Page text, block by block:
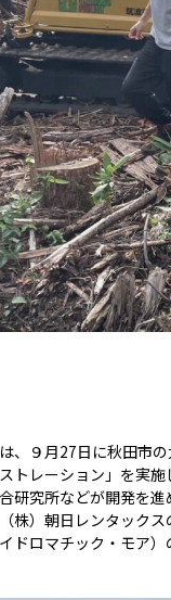
、９月27日に秋田市
トレーション」を実
研究所などが開発を
株）朝日レンタック
ドロマチック・モア